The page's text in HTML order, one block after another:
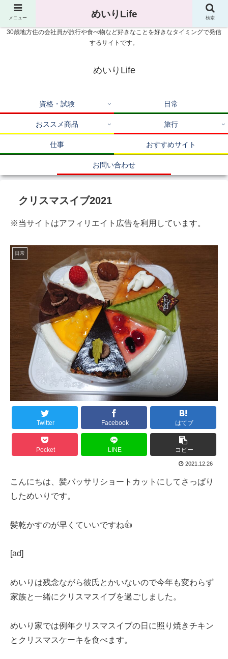
30歳地方住の会社員が旅行や食べ物など好きなことを好きなタイミングで発信
するサイトです。
めいりLife
資格・試験 日常
おススメ商品 旅行
仕事 おすすめサイト
お問い合わせ
クリスマスイブ2021
※当サイトはアフィリエイト広告を利用しています。
日常
Twitter Facebook はてブ
Pocket LINE コピー
2021.12.26
こんにちは、髪バッサリショートカットにしてさっぱり
しためいりです。
髪乾かすのが早くていいですね👍
[ad]
めいりは残念ながら彼氏とかいないので今年も変わらず
家族と一緒にクリスマスイブを過ごしました。
めいり家では例年クリスマスイブの日に照り焼きチキン
とクリスマスケーキを食べます。
メニュー めいりLife 検索